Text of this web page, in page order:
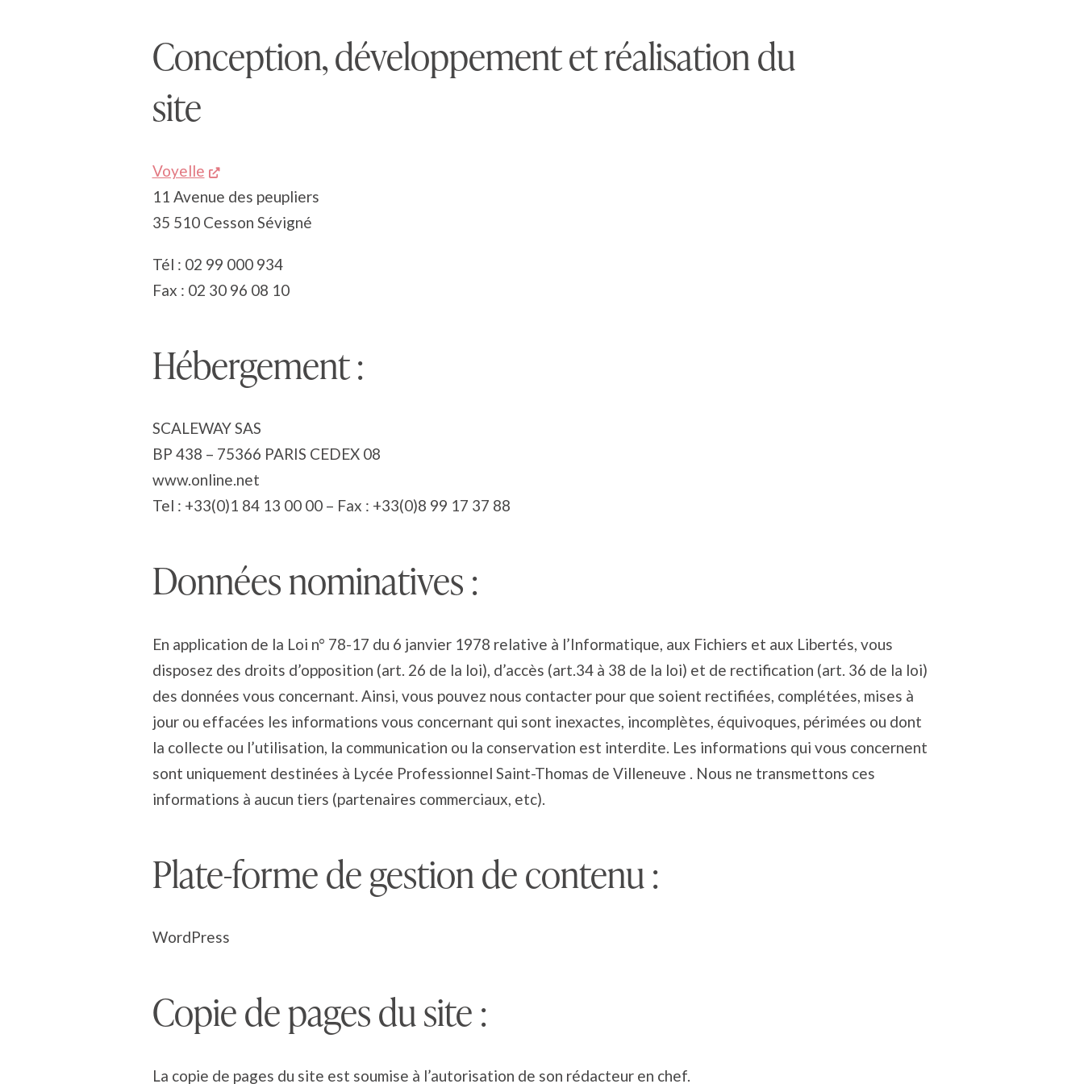
Conception, développement et réalisation du
site
Voyelle
11 Avenue des peupliers
35 510 Cesson Sévigné
Tél : 02 99 000 934
Fax : 02 30 96 08 10
Hébergement :
SCALEWAY SAS
BP 438 – 75366 PARIS CEDEX 08
www.online.net
Tel : +33(0)1 84 13 00 00 – Fax : +33(0)8 99 17 37 88
Données nominatives :
En application de la Loi n° 78-17 du 6 janvier 1978 relative à l’Informatique, aux Fichiers et aux Libertés, vous
disposez des droits d’opposition (art. 26 de la loi), d’accès (art.34 à 38 de la loi) et de rectification (art. 36 de la loi)
des données vous concernant. Ainsi, vous pouvez nous contacter pour que soient rectifiées, complétées, mises à
jour ou effacées les informations vous concernant qui sont inexactes, incomplètes, équivoques, périmées ou dont
la collecte ou l’utilisation, la communication ou la conservation est interdite. Les informations qui vous concernent
sont uniquement destinées à Lycée Professionnel Saint-Thomas de Villeneuve . Nous ne transmettons ces
informations à aucun tiers (partenaires commerciaux, etc).
Plate-forme de gestion de contenu :
WordPress
Copie de pages du site :
La copie de pages du site est soumise à l’autorisation de son rédacteur en chef.